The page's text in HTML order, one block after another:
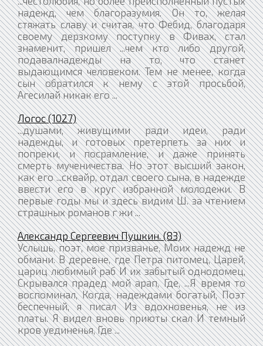
надежд, чем благоразумия. Он то, желая
стяжать славу и считая, что Фебид, благодаря
своему дерзкому поступку в Фивах, стал
знаменит, пришел ...чем кто либо другой,
подавалнадежды на то, что станет
выдающимся человеком. Тем не менее, когда
сын обратился к нему с этой просьбой,
Агесилай никак его ...
Логос (1027)
...душами, живущими ради идеи, ради
надежды, и готовых претерпеть за них и
попреки, и посрамление, и даже принять
смерть мученичества. Но этот высший закон,
как его ...сквайр, отдал своего сына, в надежде
ввести его в круг избранной молодежи. В
первые годы мы и здесь видим Ш. за чтением
страшных романов г жи ...
Александр Сергеевич Пушкин. (83)
Услышь, поэт, мое призванье, Моих надежд не
обмани. В деревне, где Петра питомец, Царей,
цариц любимый раб И их забытый однодомец,
Скрывался прадед мой арап, Где, ...Я время то
воспоминал, Когда, надеждами богатый, Поэт
беспечный, я писал Из вдохновенья, не из
платы. Я видел вновь приюты скал И темный
кров уединенья, Где ...